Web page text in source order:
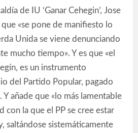
de IU ‘Ganar Cehegin’, Jose
«se pone de manifiesto lo
Unida se viene denunciando
mucho tiempo». Y es que «el
es un instrumento
del Partido Popular, pagado
añade que «lo más lamentable
con la que el PP se cree estar
saltándose sistemáticamente